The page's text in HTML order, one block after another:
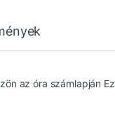
az óra számlapján